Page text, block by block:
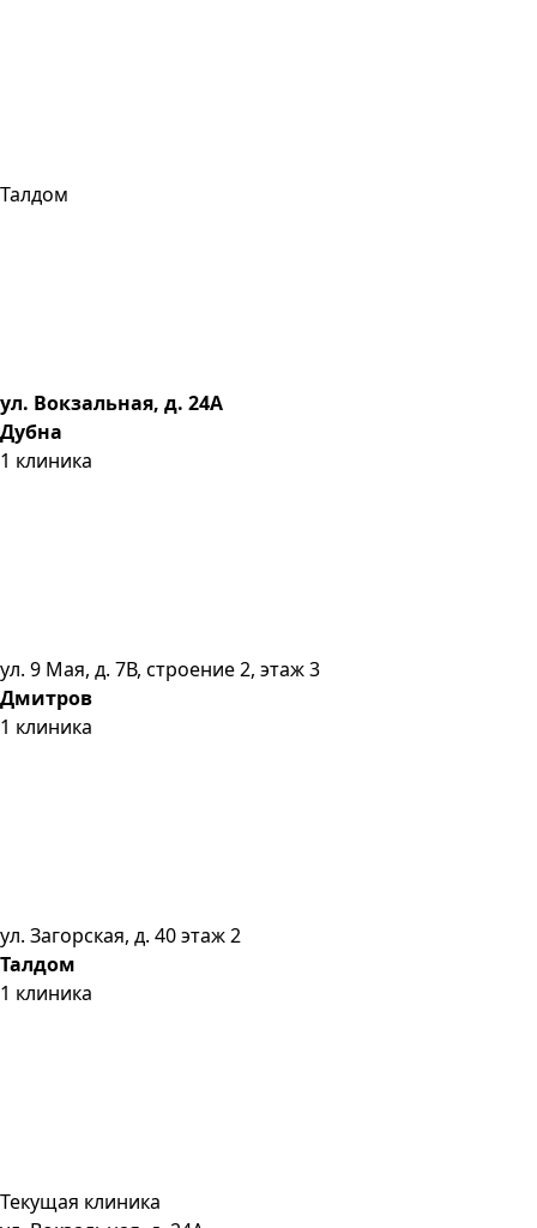
Талдом
ул. Вокзальная, д. 24А
Дубна
1 клиника
ул. 9 Мая, д. 7В, строение 2, этаж 3
Дмитров
1 клиника
ул. Загорская, д. 40 этаж 2
Талдом
1 клиника
Текущая клиника